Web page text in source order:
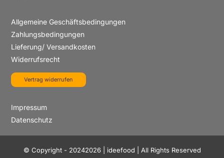
Allgemeine Geschäftsbedingungen
Zahlungsbedingungen
Lieferung/ Versandkosten
Widerrufsrecht
Vertrag widerrufen
Impressum
Datenschutz
© Copyright - 20242026 | ideefood | All Rights Reserved